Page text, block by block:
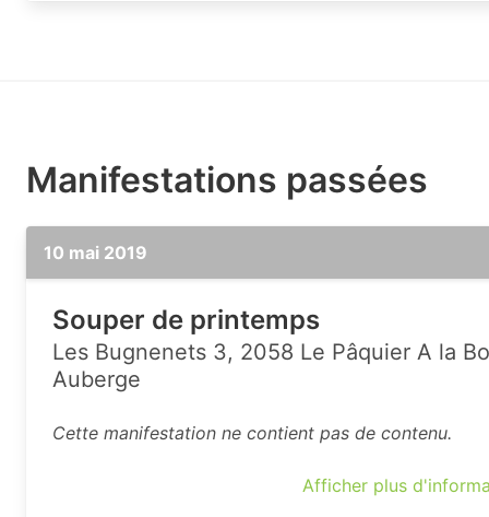
Manifestations passées
10 mai 2019
Souper de printemps
Les Bugnenets 3, 2058 Le Pâquier A la
Auberge
Cette manifestation ne contient pas de contenu.
Afficher plus